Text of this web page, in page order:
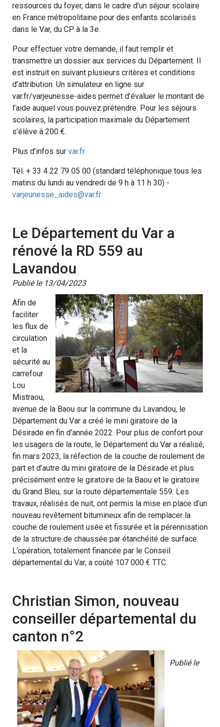
ressources du foyer, dans le cadre d’un séjour scolaire
en France métropolitaine pour des enfants scolarisés
dans le Var, du CP à la 3e.
Pour effectuer votre demande, il faut remplir et
transmettre un dossier aux services du Département. Il
est instruit en suivant plusieurs critères et conditions
d’attribution. Un simulateur en ligne sur
var.fr/varjeunesse-aides permet d’évaluer le montant de
l’aide auquel vous pouvez prétendre. Pour les séjours
scolaires, la participation maximale du Département
s’élève à 200 €.
Plus d’infos sur var.fr
Tél. + 33 4 22 79 05 00 (standard téléphonique tous les
matins du lundi au vendredi de 9 h à 11 h 30) -
varjeunesse_aides@var.fr
Le Département du Var a
rénové la RD 559 au
Lavandou
Publié le 13/04/2023
Afin de
faciliter
les flux de
circulation
et la
sécurité au
carrefour
Lou
Mistraou,
avenue de la Baou sur la commune du Lavandou, le
Département du Var a créé le mini giratoire de la
Désirade en fin d’année 2022. Pour plus de confort pour
les usagers de la route, le Département du Var a réalisé,
fin mars 2023, la réfection de la couche de roulement de
part et d’autre du mini giratoire de la Désirade et plus
précisément entre le giratoire de la Baou et le giratoire
du Grand Bleu, sur la route départementale 559. Les
travaux, réalisés de nuit, ont permis la mise en place d’un
nouveau revêtement bitumineux afin de remplacer la
couche de roulement usée et fissurée et la pérennisation
de la structure de chaussée par étanchéité de surface.
L’opération, totalement financée par le Conseil
départemental du Var, a coûté 107 000 € TTC.
Christian Simon, nouveau
conseiller départemental du
canton n°2
Publié le